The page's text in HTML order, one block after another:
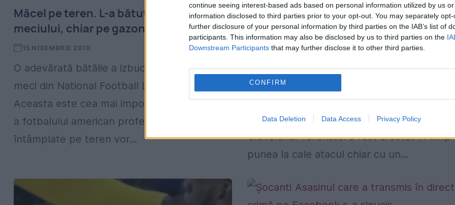
continue seeing interest-based ads based on personal information utilized by us
information disclosed to third parties prior to your opt-out. You may separately
further disclosure of your personal information by third parties on the IAB’s list of
participants. This information may also be disclosed by us to third parties on the
Downstream Participants that may further disclose it to other third parties.
CONFIRM
Data Deletion Data Access Privacy Policy
Măcel pe teren. L-a bătut în timpul
meciului, chiar pe gazon. Video
15 NOIEMBRIE 2019
O adevărată bătălie a izbucnit în timpul unui
meci din National Football League (NFL).
Aceasta este cea mai importantă competiție
a fotbalului american profesionist, însă cele
întâmplate pe teren vor...
Un atac TERORIST pregătit de Ziua
Naţională a Americii a fost DEJUCAT de
2 IULIE 2018
Potrivit CBS, FBI a împiedicat un presupus
plan de atac pregătit pentru 4 iulie în
Cleveland. Teroristul a fost arestat în timp
punea la cale atacul chiar cu un...